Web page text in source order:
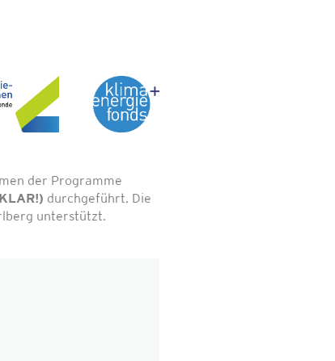
der Programme
durchgeführt. Die
unterstützt.